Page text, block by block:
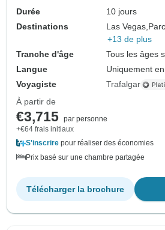
Durée
10 jours
Destinations
Las Vegas,
+13 de plus
Tranche d'âge
Tous les âges
Langue
Uniquement
Voyagiste
Trafalgar
À partir de
€3,715 par personne
+€64 frais initiaux
S'inscrire pour réaliser des économies
Prix basé sur une chambre partagée
Télécharger la brochure